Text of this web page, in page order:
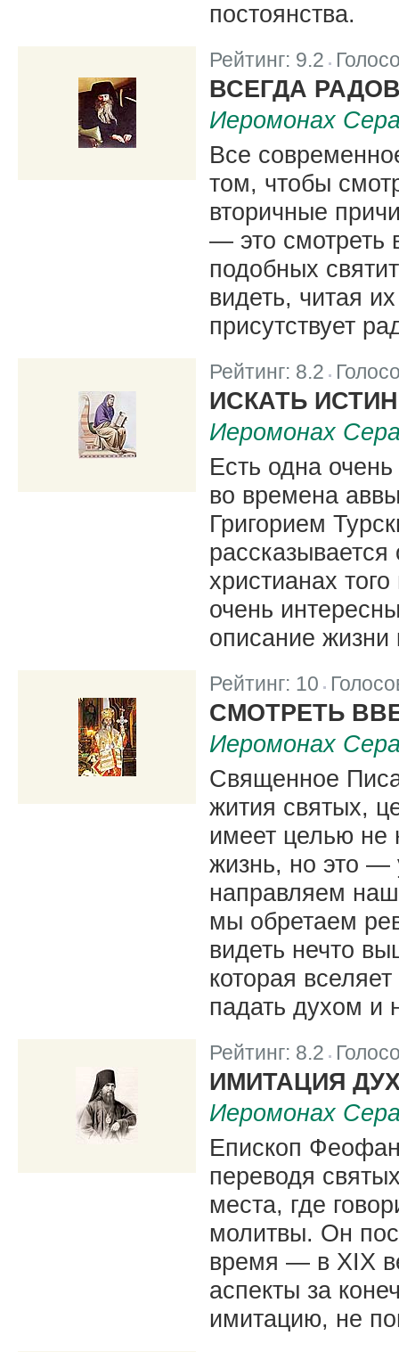
постоянства.
Рейтинг: 9.2 |
ВСЕГДА
Иеромонах
Все
том, чтобы
вторичные
— это смотреть
подобных
видеть, читая
присутствует
Рейтинг: 8.2
ИСКАТЬ
Иеромонах
Есть одна
во времена
Григорием
христианах
очень
описание жизни
Рейтинг: 10
СМОТРЕТЬ
Иеромонах
Священное
жития святых,
имеет целью не
жизнь, но это —
направляем
мы обретаем
видеть нечто
которая
падать духом и
Рейтинг: 8.2
ИМИТАЦИЯ
Иеромонах
Епископ
переводя
места, где
молитвы. Он
время — в XIX
аспекты за
имитацию, не